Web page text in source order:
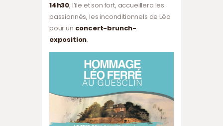
14h30, l’ile et son fort, accueillera les
passionnés, les inconditionnels de Léo
pour un concert-brunch-
exposition.